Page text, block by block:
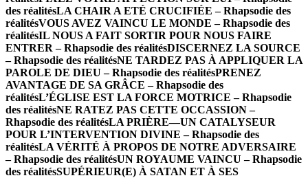
des réalitésLA CHAIR A ETÉ CRUCIFIÉE – Rhapsodie des
réalitésVOUS AVEZ VAINCU LE MONDE – Rhapsodie des
réalitésIL NOUS A FAIT SORTIR POUR NOUS FAIRE
ENTRER – Rhapsodie des réalitésDISCERNEZ LA SOURCE
– Rhapsodie des réalitésNE TARDEZ PAS À APPLIQUER LA
PAROLE DE DIEU – Rhapsodie des réalitésPRENEZ
AVANTAGE DE SA GRÂCE – Rhapsodie des
réalitésL’ÉGLISE EST LA FORCE MOTRICE – Rhapsodie
des réalitésNE RATEZ PAS CETTE OCCASSION –
Rhapsodie des réalitésLA PRIÈRE—UN CATALYSEUR
POUR L’INTERVENTION DIVINE – Rhapsodie des
réalitésLA VÉRITÉ À PROPOS DE NOTRE ADVERSAIRE
– Rhapsodie des réalitésUN ROYAUME VAINCU – Rhapsodie
des réalitésSUPÉRIEUR(E) À SATAN ET À SES